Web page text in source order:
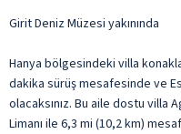
Girit Deniz Müzesi yakınında
Hanya bölgesindeki villa
dakika sürüş mesafesinde ve
olacaksınız. Bu aile dostu villa
Limanı ile 6,3 mi (10,2 km)